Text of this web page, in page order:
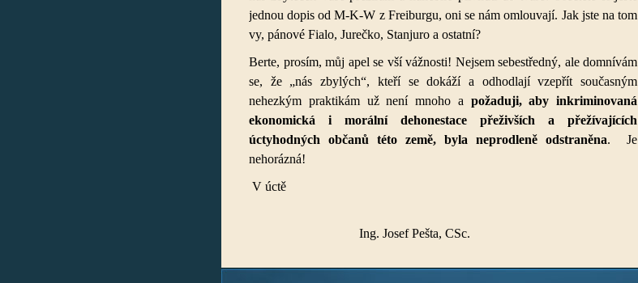
jednou dopis od M-K-W z Freiburgu, oni se nám omlouvají. Jak jste na tom
vy, pánové Fialo, Jurečko, Stanjuro a ostatní?
Berte, prosím, můj apel se vší vážnosti! Nejsem sebestředný, ale domnívám
se, že „nás zbylých“, kteří se dokáží a odhodlají vzepřít současným
nehezkým praktikám už není mnoho a požaduji, aby inkriminovaná
ekonomická i morální dehonestace přeživších a přežívajících
úctyhodných občanů této země, byla neprodleně odstraněna. Je
nehorázná!
V úctě
Ing. Josef Pešta, CSc.